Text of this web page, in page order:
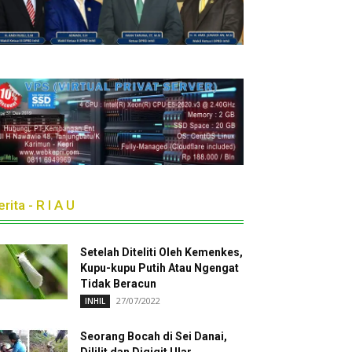
- R I A U
Setelah Diteliti Oleh Kemenkes,
Kupu-kupu Putih Atau Ngengat
Tidak Beracun
INHIL 27/07/2022
Seorang Bocah di Sei Danai,